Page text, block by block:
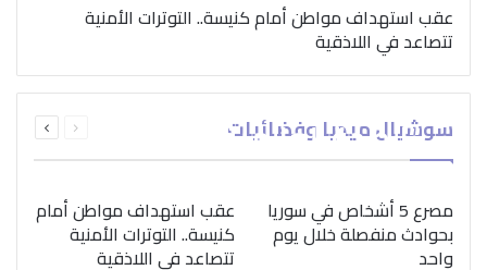
عقب استهداف مواطن أمام كنيسة.. التوترات الأمنية
تتصاعد في اللاذقية
سوشيال ميديا وفضائيات الصفحةالصفحة
بمناسبة اليوم الدولي..
“الصحة العالمية” تؤكد
ضرورة اتباع نهج متكامل
لمواجهة إدمان المخدرات
مصرع 5 أشخاص في سوريا
بحوادث منفصلة خلال يوم
واحد
عقب استهداف مواطن أمام
كنيسة.. التوترات الأمنية
تتصاعد في اللاذقية